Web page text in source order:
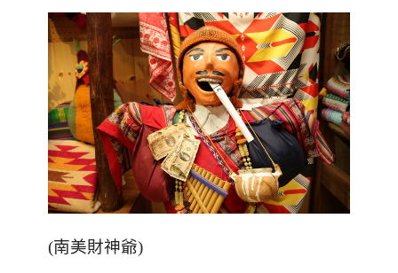
(南美財神爺)